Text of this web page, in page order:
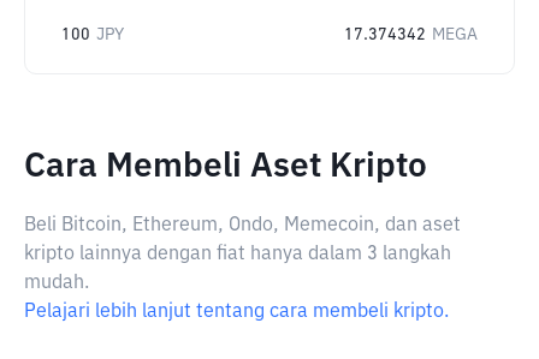
100 JPY 17.374342 MEGA
Cara Membeli Aset Kripto
Beli Bitcoin, Ethereum, Ondo, Memecoin, dan aset
kripto lainnya dengan fiat hanya dalam 3 langkah
mudah.
Pelajari lebih lanjut tentang cara membeli kripto.